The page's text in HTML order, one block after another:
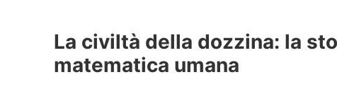
La civiltà della dozzina: la
matematica umana